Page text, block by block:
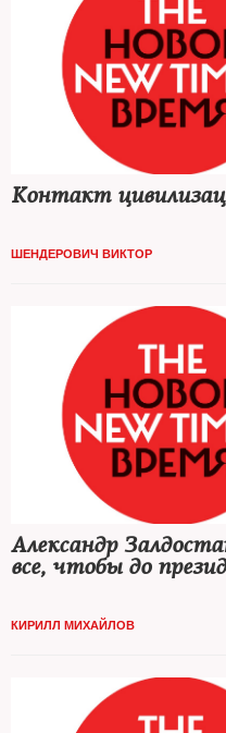
Контакт
ШЕНДЕРОВИЧ ВИКТОР
Александр
все, чтобы до
КИРИЛЛ МИХАЙЛОВ